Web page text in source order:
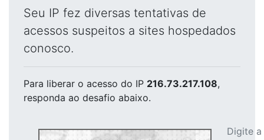
Seu IP fez diversas tentativas de
acessos suspeitos a sites hospedados
conosco.
Para liberar o acesso do IP 216.73.217.108,
responda ao desafio abaixo.
Digite